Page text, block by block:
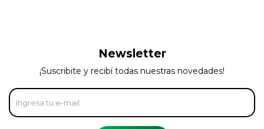
Newsletter
¡Suscribite y recibí todas nuestras novedades!